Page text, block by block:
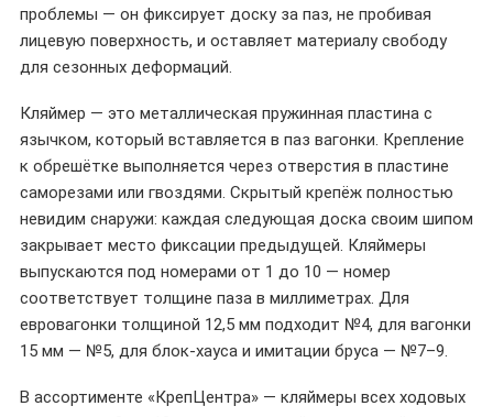
проблемы — он фиксирует доску за паз, не пробивая
лицевую поверхность, и оставляет материалу свободу
для сезонных деформаций.
Кляймер — это металлическая пружинная пластина с
язычком, который вставляется в паз вагонки. Крепление
к обрешётке выполняется через отверстия в пластине
саморезами или гвоздями. Скрытый крепёж полностью
невидим снаружи: каждая следующая доска своим шипом
закрывает место фиксации предыдущей. Кляймеры
выпускаются под номерами от 1 до 10 — номер
соответствует толщине паза в миллиметрах. Для
евровагонки толщиной 12,5 мм подходит №4, для вагонки
15 мм — №5, для блок-хауса и имитации бруса — №7–9.
В ассортименте «КрепЦентра» — кляймеры всех ходовых